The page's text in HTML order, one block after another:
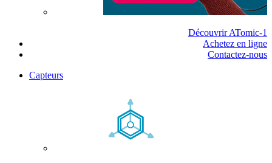
Découvrir ATomic-1
Achetez en ligne
Contactez-nous
Capteurs